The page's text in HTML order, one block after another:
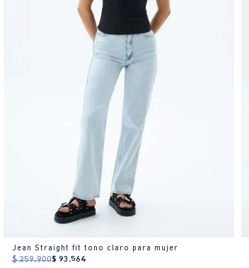
Jean Straight fit tono claro para mujer
$ 259.900$ 93 .564